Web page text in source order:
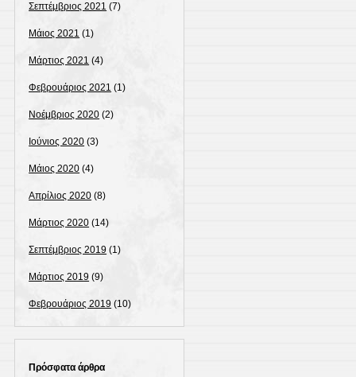
Σεπτέμβριος 2021 (7)
Μάιος 2021 (1)
Μάρτιος 2021 (4)
Φεβρουάριος 2021 (1)
Νοέμβριος 2020 (2)
Ιούνιος 2020 (3)
Μάιος 2020 (4)
Απρίλιος 2020 (8)
Μάρτιος 2020 (14)
Σεπτέμβριος 2019 (1)
Μάρτιος 2019 (9)
Φεβρουάριος 2019 (10)
Πρόσφατα άρθρα